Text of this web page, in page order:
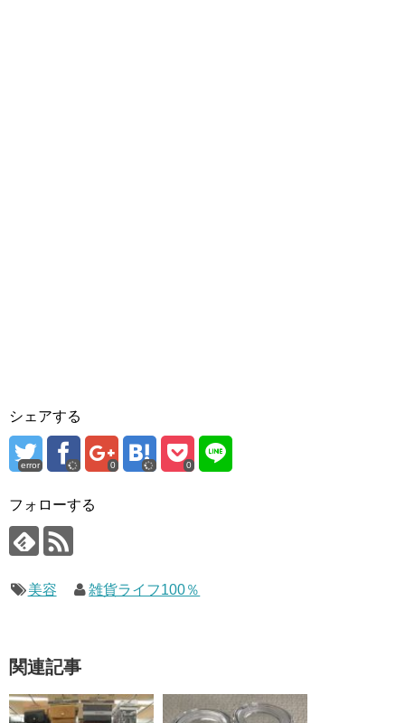
シェアする
error 0 0
フォローする
美容 雑貨ライフ100％
関連記事